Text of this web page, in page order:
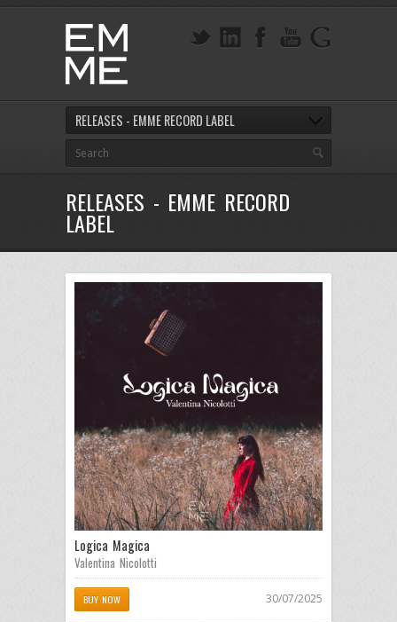
RELEASES - EMME RECORD LABEL
RELEASES - EMME RECORD
LABEL
Logica Magica
Valentina Nicolotti
BUY NOW 30/07/2025